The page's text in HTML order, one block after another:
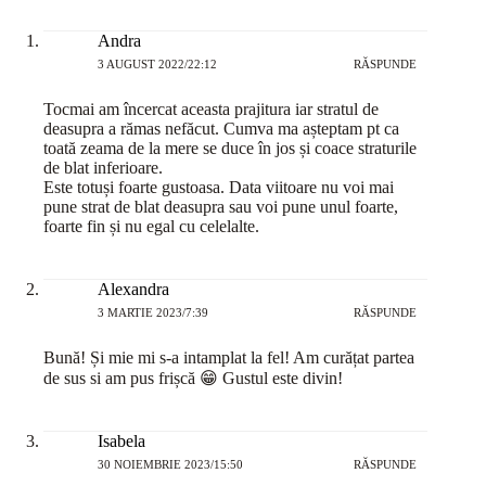
Andra
3 AUGUST 2022/22:12 RĂSPUNDE
Tocmai am încercat aceasta prajitura iar stratul de
deasupra a rămas nefăcut. Cumva ma așteptam pt ca
toată zeama de la mere se duce în jos și coace straturile
de blat inferioare.
Este totuși foarte gustoasa. Data viitoare nu voi mai
pune strat de blat deasupra sau voi pune unul foarte,
foarte fin și nu egal cu celelalte.
Alexandra
3 MARTIE 2023/7:39 RĂSPUNDE
Bună! Și mie mi s-a intamplat la fel! Am curățat partea
de sus si am pus frișcă 😁 Gustul este divin!
Isabela
30 NOIEMBRIE 2023/15:50 RĂSPUNDE